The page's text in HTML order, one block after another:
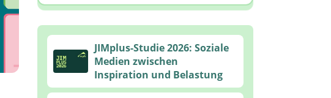
JIMplus-Studie 2026: Soziale
Medien zwischen
Inspiration und Belastung